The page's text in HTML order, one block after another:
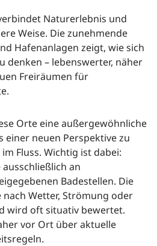
Naturerlebnis und
Weise. Die zunehmende
Hafenanlagen zeigt, wie sich
denken – lebenswerter, näher
Freiräumen für
Orte eine außergewöhnliche
einer neuen Perspektive zu
Fluss. Wichtig ist dabei:
an
Badestellen. Die
Wetter, Strömung oder
wird oft situativ bewertet.
vor Ort über aktuelle